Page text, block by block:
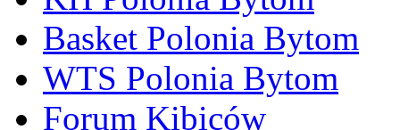
Basket Polonia Bytom
WTS Polonia Bytom
Forum Kibiców